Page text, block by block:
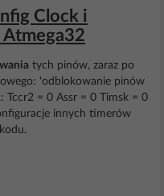
Clock i
Atmega32
tych pinów, zaraz po
'odblokowanie pinów
Tccr2 = 0 Assr = 0 Timsk = 0
innych timerów